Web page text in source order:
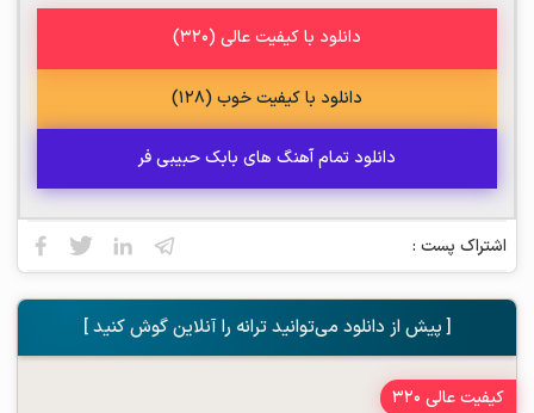
دانلود با کیفیت عالی (320)
دانلود با کیفیت خوب (128)
دانلود تمام آهنگ های بابک حبیبی فر
اشتراک پست :
[ پیش از دانلود می‌توانید ترانه را آنلاین گوش کنید ]
کیفیت عالی 320